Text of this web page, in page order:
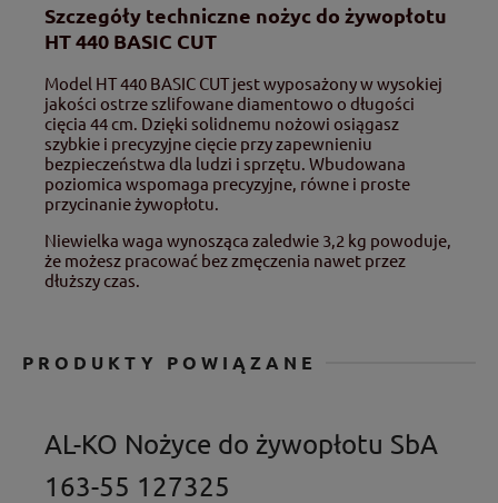
Szczegóły techniczne nożyc do żywopłotu
HT 440 BASIC CUT
Model HT 440 BASIC CUT jest wyposażony w wysokiej
jakości ostrze szlifowane diamentowo o długości
cięcia 44 cm. Dzięki solidnemu nożowi osiągasz
szybkie i precyzyjne cięcie przy zapewnieniu
bezpieczeństwa dla ludzi i sprzętu. Wbudowana
poziomica wspomaga precyzyjne, równe i proste
przycinanie żywopłotu.
Niewielka waga wynosząca zaledwie 3,2 kg powoduje,
że możesz pracować bez zmęczenia nawet przez
dłuższy czas.
PRODUKTY POWIĄZANE
AL-KO Nożyce do żywopłotu SbA
163-55 127325